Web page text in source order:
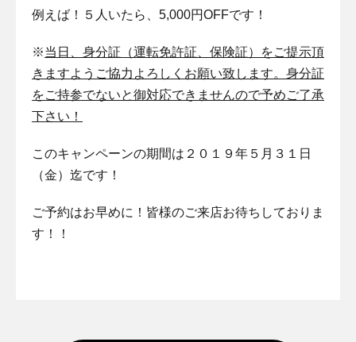
例えば！５人いたら、5,000円OFFです！
※当日、身分証（運転免許証、保険証）をご提示頂
きますようご協力よろしくお願い致します。身分証
をご持参でないと御対応できませんので予めご了承
下さい！
このキャンペーンの期間は２０１９年５月３１日
（金）迄です！
ご予約はお早めに！皆様のご来店お待ちしておりま
す！！